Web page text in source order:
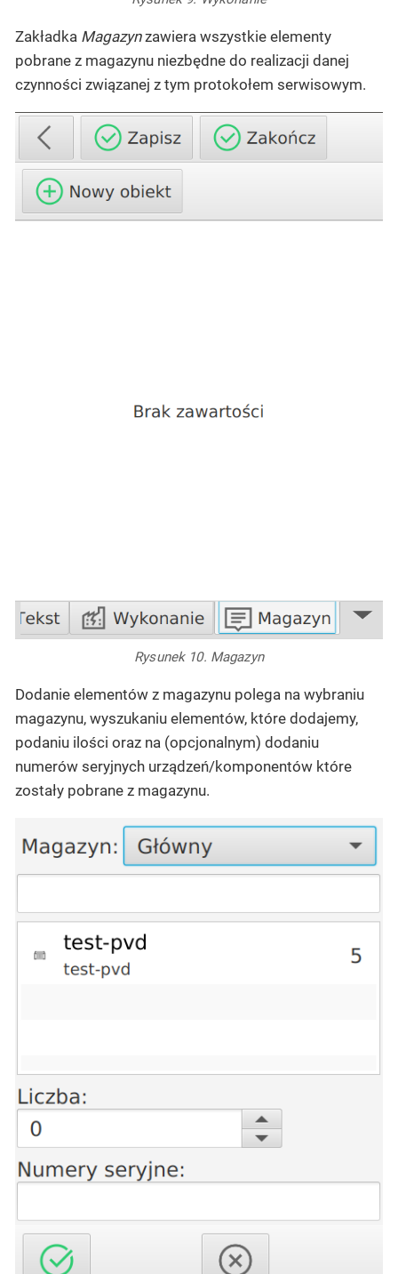
Zakładka Magazynzawiera wszystkie elementy
pobrane z magazynu niezbędne do realizacji danej
czynności związanej z tym protokołem serwisowym.
Rysunek 10. Magazyn
Dodanie elementów z magazynu polega na wybraniu
magazynu, wyszukaniu elementów, które dodajemy,
podaniu ilości oraz na (opcjonalnym) dodaniu
numerów seryjnych urządzeń/komponentów które
zostały pobrane z magazynu.